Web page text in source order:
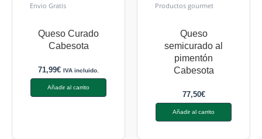
Envio Gratis
Queso Curado
Cabesota
71,99€ IVA incluido.
Añadir al carrito
Productos gourmet
Queso
semicurado al
pimentón
Cabesota
77,50€
Añadir al carrito